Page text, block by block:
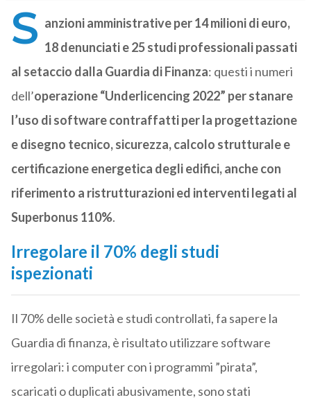
S anzioni amministrative per 14 milioni di euro,
18 denunciati e 25 studi professionali passati
al setaccio dalla Guardia di Finanza: questi i numeri
dell’operazione “Underlicencing 2022” per stanare
l’uso di software contraffatti per la progettazione
e disegno tecnico, sicurezza, calcolo strutturale e
certificazione energetica degli edifici, anche con
riferimento a ristrutturazioni ed interventi legati al
Superbonus 110%.
Irregolare il 70% degli studi
ispezionati
Il 70% delle società e studi controllati, fa sapere la
Guardia di finanza, è risultato utilizzare software
irregolari: i computer con i programmi ”pirata”,
scaricati o duplicati abusivamente, sono stati